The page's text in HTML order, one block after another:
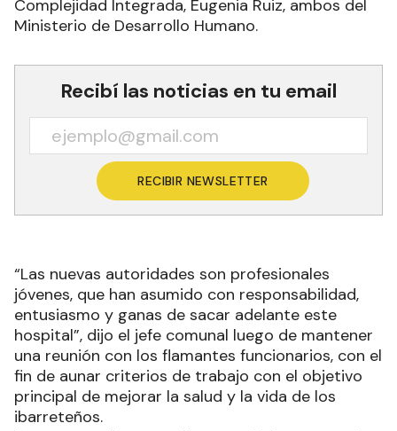
Complejidad Integrada, Eugenia Ruiz, ambos del
Ministerio de Desarrollo Humano.
Recibí las noticias en tu email
RECIBIR NEWSLETTER
“Las nuevas autoridades son profesionales
jóvenes, que han asumido con responsabilidad,
entusiasmo y ganas de sacar adelante este
hospital”, dijo el jefe comunal luego de mantener
una reunión con los flamantes funcionarios, con el
fin de aunar criterios de trabajo con el objetivo
principal de mejorar la salud y la vida de los
ibarreteños.